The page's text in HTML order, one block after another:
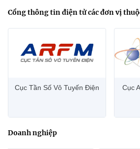
Cổng thông tin điện tử các đơn vị
Cục Tần Số Vô Tuyến Điện
Cục
Doanh nghiệp